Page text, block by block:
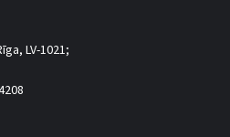
LV-1021;